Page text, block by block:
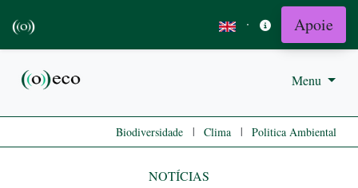
· Apoie
Menu
Biodiversidade | Clima | Politica Ambiental
NOTÍCIAS